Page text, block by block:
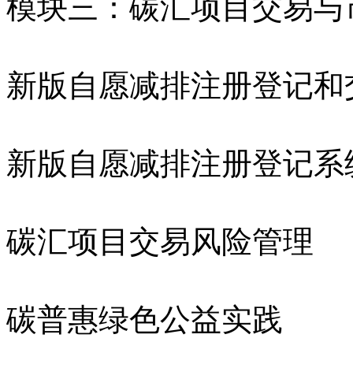
模块三：碳汇项目交易
新版自愿减排注册登记
新版自愿减排注册登记系
碳汇项目交易风险管理
碳普惠绿色公益实践